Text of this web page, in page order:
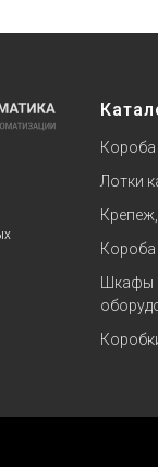
Короба
Лотки
Короба
Шкафы